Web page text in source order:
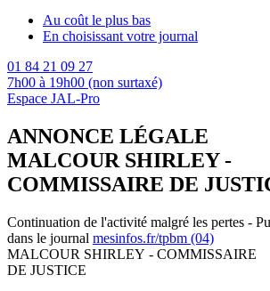
Au coût le plus bas
En choisissant votre journal
01 84 21 09 27
7h00 à 19h00 (non surtaxé)
Espace JAL-Pro
ANNONCE LÉGALE
MALCOUR SHIRLEY -
COMMISSAIRE DE
Continuation de l'activité malgré les pertes -
dans le journal mesinfos.fr/tpbm (04)
MALCOUR SHIRLEY - COMMISSAIRE
DE JUSTICE